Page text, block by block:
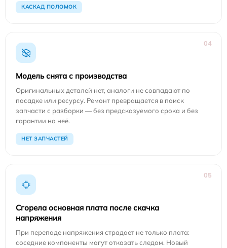
КАСКАД ПОЛОМОК
04
Модель снята с производства
Оригинальных деталей нет, аналоги не совпадают по
посадке или ресурсу. Ремонт превращается в поиск
запчасти с разборки — без предсказуемого срока и без
гарантии на неё.
НЕТ ЗАПЧАСТЕЙ
05
Сгорела основная плата после скачка
напряжения
При перепаде напряжения страдает не только плата:
соседние компоненты могут отказать следом. Новый